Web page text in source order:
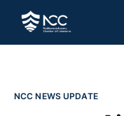
NCC NEWS UPDATE